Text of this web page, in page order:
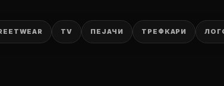
TV ПЕЈАЧИ ТРЕФКАРИ
ПЛАТИ ПРИ ДОСТАВА ВО КЕШ